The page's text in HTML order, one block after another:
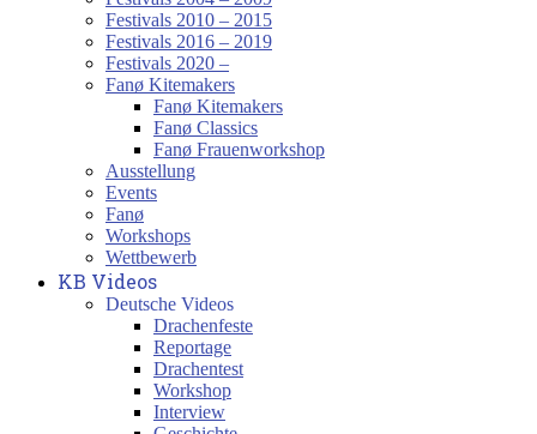
Festivals 2010 – 2015
Festivals 2016 – 2019
Festivals 2020 –
Fanø Kitemakers
Fanø Kitemakers
Fanø Classics
Fanø Frauenworkshop
Ausstellung
Events
Fanø
Workshops
Wettbewerb
KB Videos
Deutsche Videos
Drachenfeste
Reportage
Drachentest
Workshop
Interview